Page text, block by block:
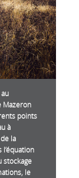
Mazeron
points
à
la
stockage
le